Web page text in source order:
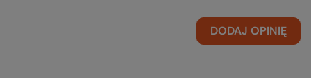
DODAJ OPINIĘ